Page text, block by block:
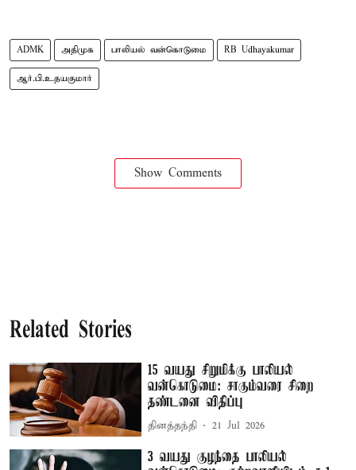
ADMK அதிமுக பாலியல் வன்கொடுமை RB Udhayakumar
ஆர்.பி.உதயகுமார்
Show Comments
Related Stories
15 வயது சிறுமிக்கு பாலியல்
வன்கொடுமை: சாகும்வரை சிறை
தண்டனை விதிப்பு
தினத்தந்தி 21 Jul 2026
3 வயது குழந்தை பாலியல்